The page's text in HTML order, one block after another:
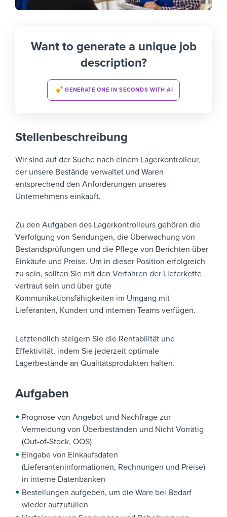
Want to generate a unique job
description?
GENERATE ONE IN SECONDS WITH AI
Stellenbeschreibung
Wir sind auf der Suche nach einem Lagerkontrolleur,
der unsere Bestände verwaltet und Waren
entsprechend den Anforderungen unseres
Unternehmens einkauft.
Zu den Aufgaben des Lagerkontrolleurs gehören die
Verfolgung von Sendungen, die Überwachung von
Bestandsprüfungen und die Pflege von Berichten über
Einkäufe und Preise. Um in dieser Position erfolgreich
zu sein, sollten Sie mit den Verfahren der Lieferkette
vertraut sein und über gute
Kommunikationsfähigkeiten im Umgang mit
Lieferanten, Kunden und internen Teams verfügen.
Letztendlich steigern Sie die Rentabilität und
Effektivität, indem Sie jederzeit optimale
Lagerbestände an Qualitätsprodukten halten.
Aufgaben
Prognose von Angebot und Nachfrage zur
Vermeidung von Überbeständen und Nicht Vorrätig
(Out-of-Stock, OOS)
Eingabe von Einkaufsdaten
(Lieferanteninformationen, Rechnungen und Preise)
in interne Datenbanken
Bestellungen aufgeben, um die Ware bei Bedarf
wieder aufzufüllen